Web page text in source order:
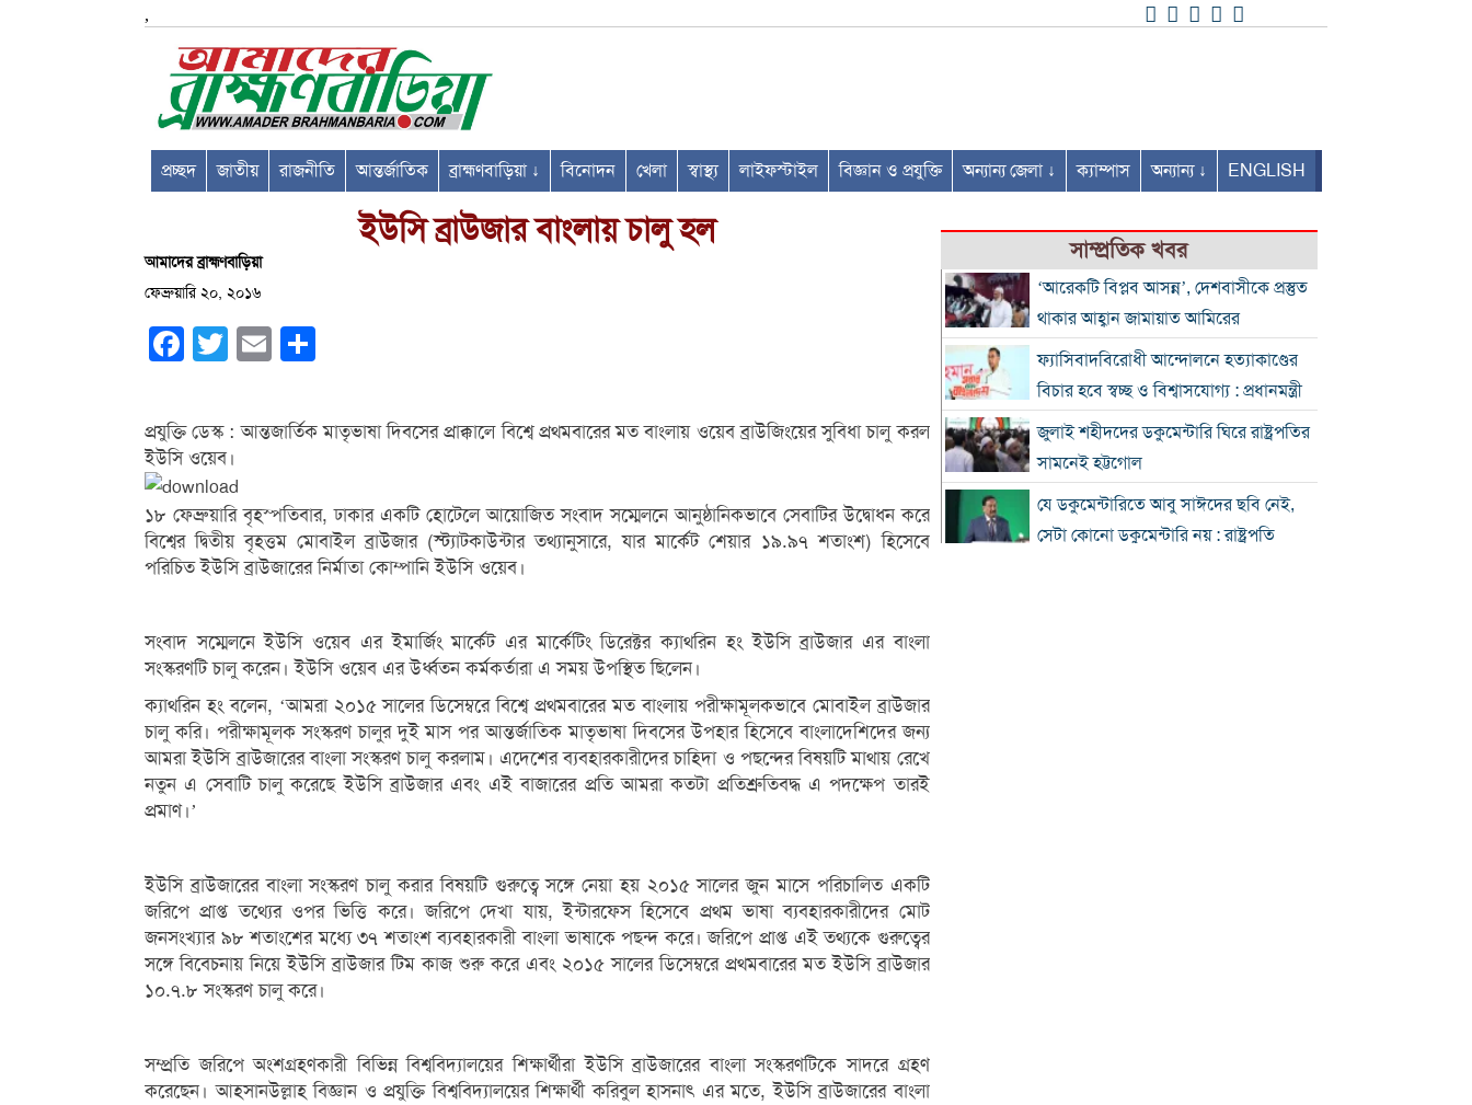
,
প্রচ্ছদ জাতীয় রাজনীতি আন্তর্জাতিক ব্রাহ্মণবাড়িয়া ↓ বিনোদন খেলা স্বাস্থ্য লাইফস্টাইল বিজ্ঞান ও প্রযুক্তি অন্যান্য জেলা ↓ ক্যাম্পাস অন্যান্য ↓ ENGLISH
ইউসি ব্রাউজার বাংলায় চালু হল
আমাদের ব্রাহ্মণবাড়িয়া
ফেব্রুয়ারি ২০, ২০১৬
Facebook
Twitter Email
প্রযুক্তি ডেস্ক : আন্তজার্তিক মাতৃভাষা দিবসের প্রাক্কালে বিশ্বে প্রথমবারের মত বাংলায় ওয়েব ব্রাউজিংয়ের সুবিধা চালু করল
ইউসি ওয়েব।
১৮ ফেব্রুয়ারি বৃহস্পতিবার, ঢাকার একটি হোটেলে আয়োজিত সংবাদ সম্মেলনে আনুষ্ঠানিকভাবে সেবাটির উদ্বোধন করে
বিশ্বের দ্বিতীয় বৃহত্তম মোবাইল ব্রাউজার (স্ট্যাটকাউন্টার তথ্যানুসারে, যার মার্কেট শেয়ার ১৯.৯৭ শতাংশ) হিসেবে
পরিচিত ইউসি ব্রাউজারের নির্মাতা কোম্পানি ইউসি ওয়েব।
সংবাদ সম্মেলনে ইউসি ওয়েব এর ইমার্জিং মার্কেট এর মার্কেটিং ডিরেক্টর ক্যাথরিন হং ইউসি ব্রাউজার এর বাংলা
সংস্করণটি চালু করেন। ইউসি ওয়েব এর উর্ধ্বতন কর্মকর্তারা এ সময় উপস্থিত ছিলেন।
ক্যাথরিন হং বলেন, ‘আমরা ২০১৫ সালের ডিসেম্বরে বিশ্বে প্রথমবারের মত বাংলায় পরীক্ষামূলকভাবে মোবাইল ব্রাউজার
চালু করি। পরীক্ষামূলক সংস্করণ চালুর দুই মাস পর আন্তর্জাতিক মাতৃভাষা দিবসের উপহার হিসেবে বাংলাদেশিদের জন্য
আমরা ইউসি ব্রাউজারের বাংলা সংস্করণ চালু করলাম। এদেশের ব্যবহারকারীদের চাহিদা ও পছন্দের বিষয়টি মাথায় রেখে
নতুন এ সেবাটি চালু করেছে ইউসি ব্রাউজার এবং এই বাজারের প্রতি আমরা কতটা প্রতিশ্রুতিবদ্ধ এ পদক্ষেপ তারই
প্রমাণ।’
ইউসি ব্রাউজারের বাংলা সংস্করণ চালু করার বিষয়টি গুরুত্বে সঙ্গে নেয়া হয় ২০১৫ সালের জুন মাসে পরিচালিত একটি
জরিপে প্রাপ্ত তথ্যের ওপর ভিত্তি করে। জরিপে দেখা যায়, ইন্টারফেস হিসেবে প্রথম ভাষা ব্যবহারকারীদের মোট
জনসংখ্যার ৯৮ শতাংশের মধ্যে ৩৭ শতাংশ ব্যবহারকারী বাংলা ভাষাকে পছন্দ করে। জরিপে প্রাপ্ত এই তথ্যকে গুরুত্বের
সঙ্গে বিবেচনায় নিয়ে ইউসি ব্রাউজার টিম কাজ শুরু করে এবং ২০১৫ সালের ডিসেম্বরে প্রথমবারের মত ইউসি ব্রাউজার
১০.৭.৮ সংস্করণ চালু করে।
সম্প্রতি জরিপে অংশগ্রহণকারী বিভিন্ন বিশ্ববিদ্যালয়ের শিক্ষার্থীরা ইউসি ব্রাউজারের বাংলা সংস্করণটিকে সাদরে গ্রহণ
করেছেন। আহসানউল্লাহ বিজ্ঞান ও প্রযুক্তি বিশ্ববিদ্যালয়ের শিক্ষার্থী করিবুল হাসনাৎ এর মতে, ইউসি ব্রাউজারের বাংলা
সাম্প্রতিক খবর
‘আরেকটি বিপ্লব আসন্ন’, দেশবাসীকে প্রস্তুত
থাকার আহ্বান জামায়াত আমিরের
ফ্যাসিবাদবিরোধী আন্দোলনে হত্যাকাণ্ডের
বিচার হবে স্বচ্ছ ও বিশ্বাসযোগ্য : প্রধানমন্ত্রী
জুলাই শহীদদের ডকুমেন্টারি ঘিরে রাষ্ট্রপতির
সামনেই হট্টগোল
যে ডকুমেন্টারিতে আবু সাঈদের ছবি নেই,
সেটা কোনো ডকুমেন্টারি নয় : রাষ্ট্রপতি